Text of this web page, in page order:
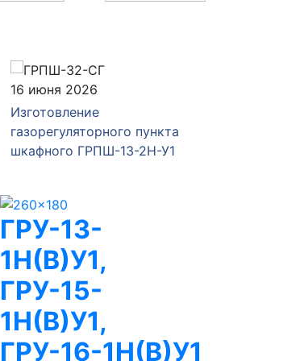
16 июня 2026
Изготовление
газорегуляторного пункта
шкафного ГРПШ-13-2Н-У1
ГРУ-13-
1Н(В)У1,
ГРУ-15-
1Н(В)У1,
ГРУ-16-1Н(В)У1